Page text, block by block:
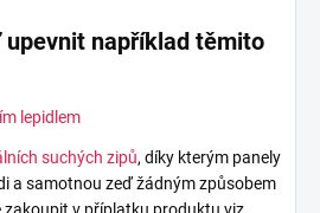
upevnit například těmito
lepidlem
suchých zipů, díky kterým panely
a samotnou zeď žádným způsobem